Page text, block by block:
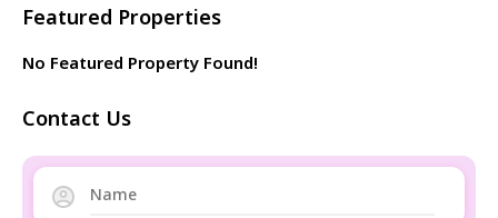
Featured Properties
No Featured Property Found!
Contact Us